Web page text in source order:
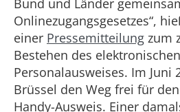
Bund und Länder
Onlinezugangsgesetzes“,
einer Pressemitteilung zum
Bestehen des elektronischen
Personalausweises. Im Juni
Brüssel den Weg frei für
Handy-Ausweis. Einer